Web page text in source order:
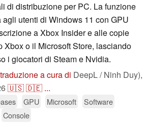
di distribuzione per PC. La funzione
utenti di Windows 11 con GPU
a Xbox Insider e alle copie
Xbox o il Microsoft Store, lasciando
i giocatori di Steam e Nvidia.
traduzione a cura di DeepL / Ninh Duy),
🇺🇸🇩🇪 ...
GPU Microsoft
Software
Console